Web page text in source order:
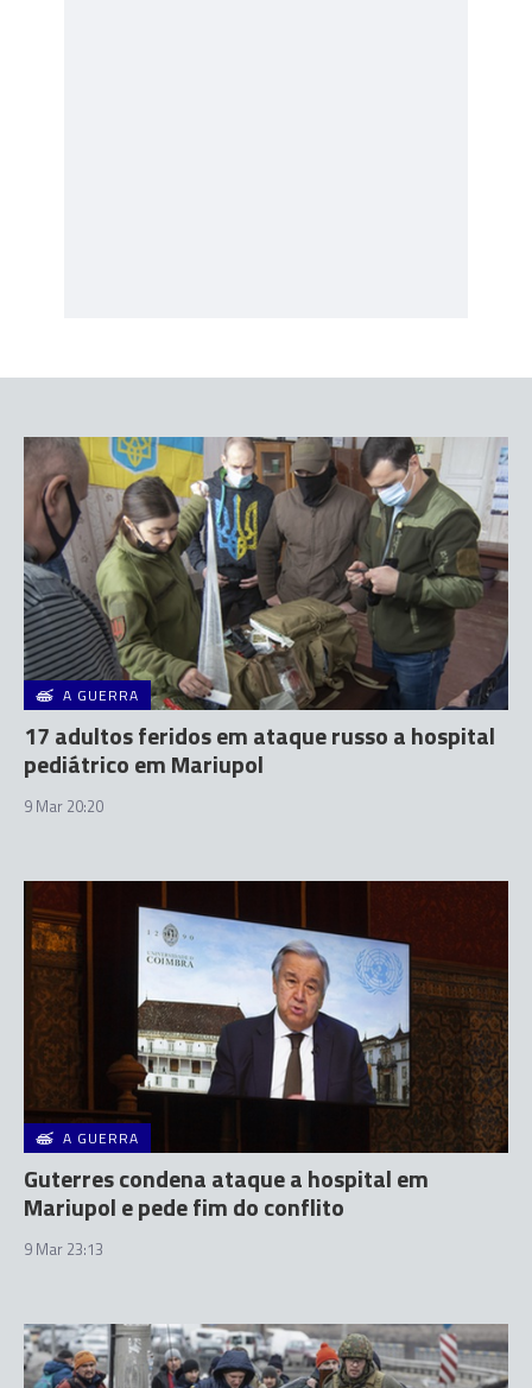
A GUERRA
17 adultos feridos em ataque russo a hospital
pediátrico em Mariupol
9 Mar 20:20
A GUERRA
Guterres condena ataque a hospital em
Mariupol e pede fim do conflito
9 Mar 23:13